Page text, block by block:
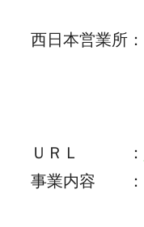
西日本営業所：
ＵＲＬ
：
事業内容
：